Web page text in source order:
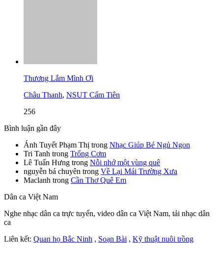
Thương Lắm Mình Ơi
Châu Thanh, NSUT Cẩm Tiên
256
Bình luận gần đây
Ánh Tuyết Phạm Thị trong Nhạc Giúp Bé Ngủ Ngon
Tri Tanh trong Trống Cơm
Lê Tuấn Hưng trong Nỗi nhớ một vùng quê
nguyễn bá chuyên trong Về Lại Mái Trường Xưa
Maclanh trong Cần Thơ Quê Em
Dân ca Việt Nam
Nghe nhạc dân ca trực tuyến, video dân ca Việt Nam, tải nhạc dân
ca
Liên kết: Quan họ Bắc Ninh , Soạn Bài , Kỹ thuật nuôi trồng